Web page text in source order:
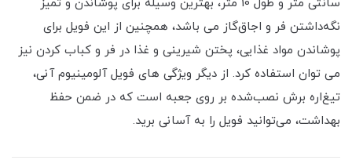
سانتی متر و طول 10 متر، بهترین وسیله برای پوشاندن و تمیز
نگه‌داشتن فر و اجاق‌گاز می باشد، همچنین از این فویل برای
پوشاندن مواد غذایی، پختن شیرینی و غذا در فر و کباب کردن نیز
می توان استفاده کرد. از دیگر ویژگی های فویل آلومینیوم آنی،
تیغ‌اره برش نصب‌شده بر روی جعبه است که در ضمن حفظ
بهداشت، می‌توانید فویل را به آسانی برید.